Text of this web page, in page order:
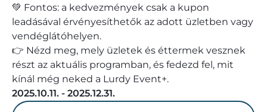
💚 Fontos: a kedvezmények csak a kupon
leadásával érvényesíthetők az adott üzletben vagy
vendéglátóhelyen.
👉 Nézd meg, mely üzletek és éttermek vesznek
részt az aktuális programban, és fedezd fel, mit
kínál még neked a Lurdy Event+.
2025.10.11. - 2025.12.31.